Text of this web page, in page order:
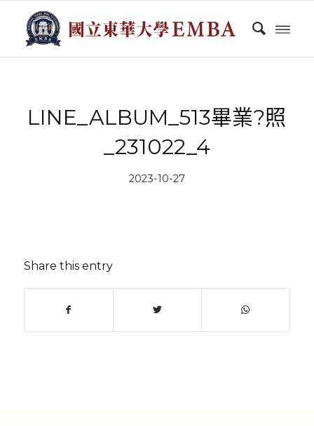
LINE_ALBUM_513畢業?照
_231022_4
2023-10-27
Share this entry